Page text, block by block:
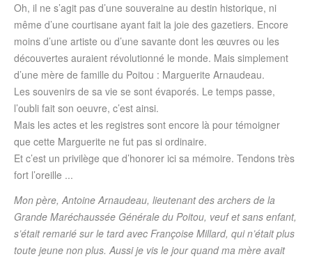
Oh, il ne s’agit pas d’une souveraine au destin historique, ni
même d’une courtisane ayant fait la joie des gazetiers. Encore
moins d’une artiste ou d’une savante dont les œuvres ou les
découvertes auraient révolutionné le monde. Mais simplement
d’une mère de famille du Poitou : Marguerite Arnaudeau.
Les souvenirs de sa vie se sont évaporés. Le temps passe,
l’oubli fait son oeuvre, c’est ainsi.
Mais les actes et les registres sont encore là pour témoigner
que cette Marguerite ne fut pas si ordinaire.
Et c’est un privilège que d’honorer ici sa mémoire. Tendons très
fort l’oreille ...
Mon père, Antoine Arnaudeau, lieutenant des archers de la
Grande Maréchaussée Générale du Poitou, veuf et sans enfant,
s’était remarié sur le tard avec Françoise Millard, qui n’était plus
toute jeune non plus. Aussi je vis le jour quand ma mère avait